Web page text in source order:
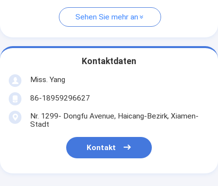
Sehen Sie mehr an
Kontaktdaten
Miss. Yang
86-18959296627
Nr. 1299- Dongfu Avenue, Haicang-Bezirk, Xiamen-
Stadt
Kontakt